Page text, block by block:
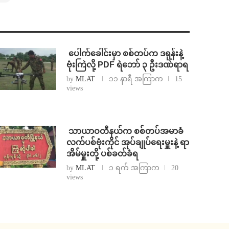
⁩ ⁨ပေါက်ခေါင်းမှာ စစ်တပ်က ဒရုန်းနဲ့
ဗုံးကြဲလို့ PDF ရဲဘော် ၃ ဦးဒဏ်ရာရ
byMLAT ၁၁ နာရီ အကြာက
15
views
⁩ ⁨သာယာဝတီနယ်က စစ်တပ်အမာခံ
လက်ပစ်ဗုံးကိုင် အုပ်ချုပ်ရေးမှူးနဲ့ ရာ
အိမ်မှူးတို့ ပစ်ခတ်ခံရ
byMLAT ၁ ရက် အကြာက
20
views